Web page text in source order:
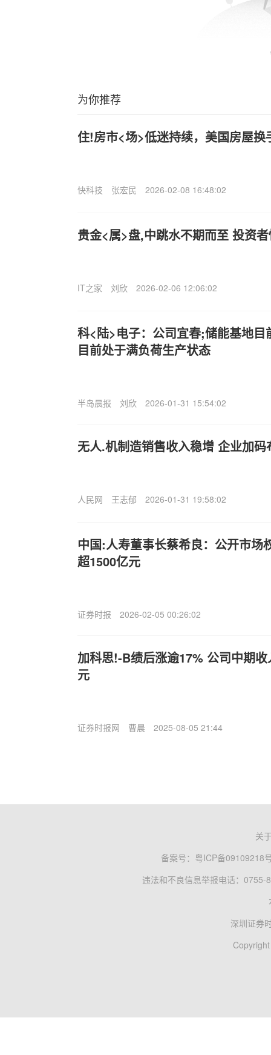
为你推荐
住!房市<场>低迷持续，美国房屋换
快科技 张宏民 2026-02-08 16:48:02
贵金<属>盘,中跳水不期而至 投资
IT之家 刘欣 2026-02-06 12:06:02
科<陆>电子：公司宜春;储能基地
目前处于满负荷生产状态
半岛晨报 刘欣 2026-01-31 15:54:02
无人.机制造销售收入稳增 企业加码
人民网 王志郁 2026-01-31 19:58:02
中国:人寿董事长蔡希良：公开市场
超1500亿元
证券时报 2026-02-05 00:26:02
加科思!-B绩后涨逾17% 公司中期
元
证券时报网 曹晨 2025-08-05 21:44
关
备案号： 粤ICP备09109218
违法和不良信息举报电话：0755-
深圳证券